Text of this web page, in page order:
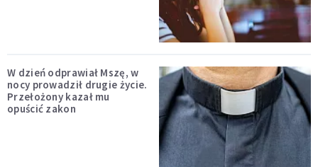
W dzień odprawiał Mszę, w
nocy prowadził drugie życie.
Przełożony kazał mu
opuścić zakon